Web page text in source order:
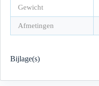
Gewicht
Afmetingen
Bijlage(s)